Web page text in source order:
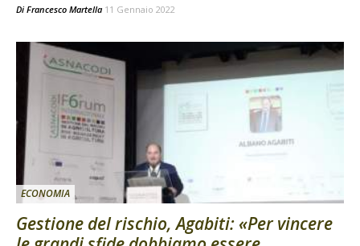
Di Francesco Martella 11 Gennaio 2022
ECONOMIA
Gestione del rischio, Agabiti: «Per vincere